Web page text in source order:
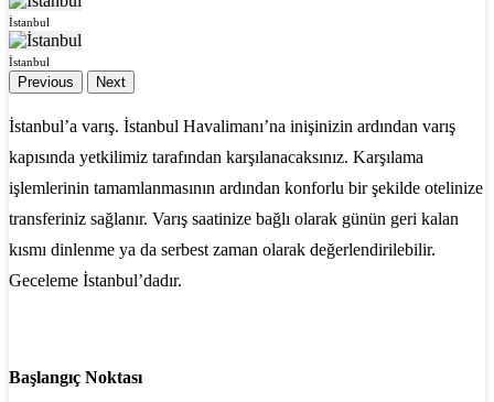
İstanbul
İstanbul
Previous Next
İstanbul’a varış. İstanbul Havalimanı’na inişinizin ardından varış
kapısında yetkilimiz tarafından karşılanacaksınız. Karşılama
işlemlerinin tamamlanmasının ardından konforlu bir şekilde otelinize
transferiniz sağlanır. Varış saatinize bağlı olarak günün geri kalan
kısmı dinlenme ya da serbest zaman olarak değerlendirilebilir.
Geceleme İstanbul’dadır.
Başlangıç Noktası